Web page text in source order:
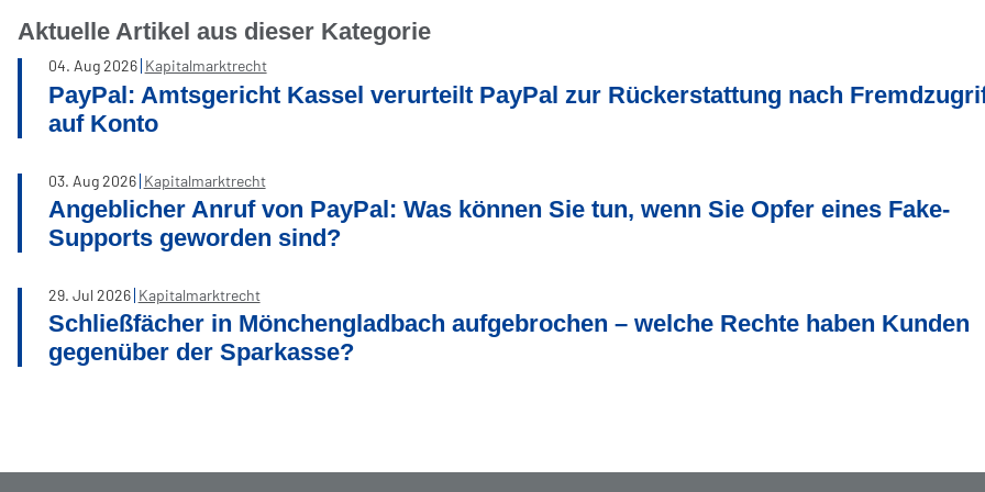
Aktuelle Artikel aus dieser Kategorie
04. Aug2026 Kapitalmarktrecht
PayPal: Amtsgericht Kassel verurteilt PayPal zur Rückerstattung nach
auf Konto
03. Aug2026 Kapitalmarktrecht
Angeblicher Anruf von PayPal: Was können Sie tun, wenn Sie Opfer eines Fake-
Supports geworden sind?
29. Jul 2026 Kapitalmarktrecht
Schließfächer in Mönchengladbach aufgebrochen – welche Rechte haben Kunden
gegenüber der Sparkasse?